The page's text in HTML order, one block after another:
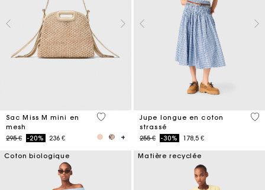
Sac Miss M mini en
mesh
Price reduced from
295 €to-20% 236 €
4,8 out of 5 Customer Rating
Jupe longue en coton
strassé
Price reduced from
255 €to-30% 178,5 €
4,5
Coton biologique Matière recyclée